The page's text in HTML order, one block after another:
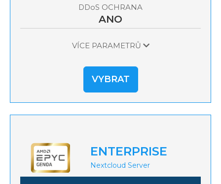
DDoS OCHRANA
ANO
VÍCE PARAMETRŮ
VYBRAT
ENTERPRISE
Nextcloud Server